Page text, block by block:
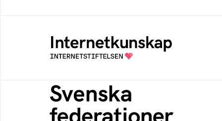
Samlad kunskap som hjälper dig att bli en
säker och medveten internetanvändare
Svenska federationer
Grunden för medlemskap i en sektors- eller
kontextspecifik federation